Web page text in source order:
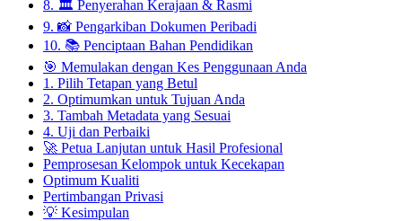
8. 🏛️ Penyerahan Kerajaan & Rasmi
9. 📸 Pengarkiban Dokumen Peribadi
10. 📚 Penciptaan Bahan Pendidikan
🎯 Memulakan dengan Kes Penggunaan Anda
1. Pilih Tetapan yang Betul
2. Optimumkan untuk Tujuan Anda
3. Tambah Metadata yang Sesuai
4. Uji dan Perbaiki
🚀 Petua Lanjutan untuk Hasil Profesional
Pemprosesan Kelompok untuk Kecekapan
Optimum Kualiti
Pertimbangan Privasi
💡 Kesimpulan